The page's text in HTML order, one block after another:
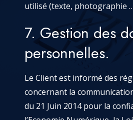
utilisé (texte, photographie
7. Gestion des
personnelles.
Le Client est informé des
concernant la
du 21 Juin 2014 pour la